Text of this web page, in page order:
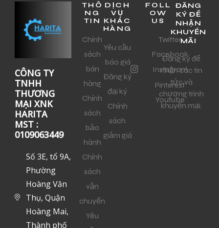
CÔNG TY
TNHH
THƯƠNG
MẠI XNK
HARITA
MST :
0109063449
Số 3E, tổ 9A,
Phường
Hoàng Văn
Thụ, Quận
Hoàng Mai,
Thành phố
THÔ
NG
TIN
Chính
sách
bán
hàng
Chính
sách
bảo
hành
Chính
sách
vận
chuyển
Yêu
DỊCH
VỤ
KHÁC
HÀNG
Yêu cầu
báo giá
Đăng ký
đại ký
Chính
sách
giảm giá
FOLL
OW
US
Twitter
Facebook
Instagram
Pinterest
Youtube
ĐĂNG
KÝ ĐỂ
NHẬN
KHUYẾN
MÃI
Đăng ký để
nhận các tin
tức và
chương trình
khuyến mại.